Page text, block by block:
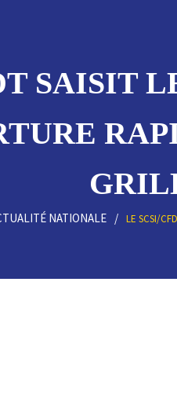
SAISIT
NATIONALE LE SCSI/